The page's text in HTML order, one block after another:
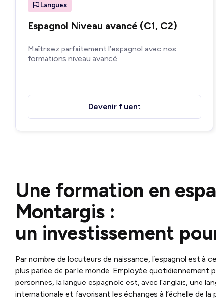
Langues
Espagnol Niveau avancé (C1, C2)
Maîtrisez parfaitement l’espagnol avec nos
formations niveau avancé
Devenir fluent
Une formation en
Montargis :
un investissement
Par nombre de locuteurs de naissance, l’espagnol est à
plus parlée de par le monde. Employée quotidiennement
personnes, la langue espagnole est, avec l’anglais, une
internationale et favorisant les échanges à l’échelle de la